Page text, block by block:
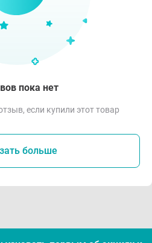
пока нет
если купили этот товар
больше